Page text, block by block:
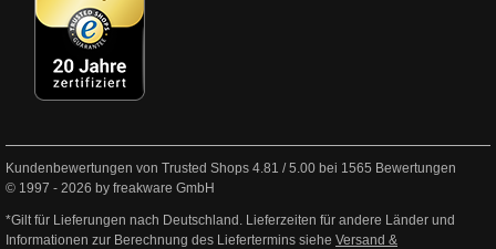
Kundenbewertungen von Trusted Shops 4.81 /5.00 bei 1565 Bewertungen
© 1997 - 2026 by freakware GmbH
*Gilt für Lieferungen nach Deutschland. Lieferzeiten für andere Länder und
Informationen zur Berechnung des Liefertermins siehe Versand &